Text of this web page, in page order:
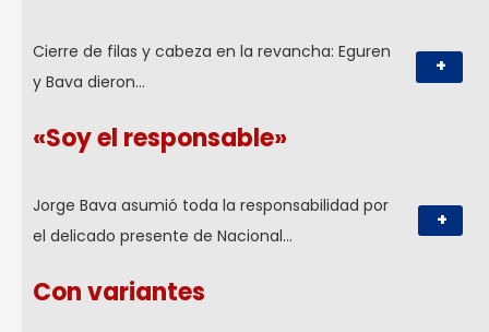
Cierre de filas y cabeza en la revancha: Eguren
y Bava dieron…
+
«Soy el responsable»
Jorge Bava asumió toda la responsabilidad por
el delicado presente de Nacional…
+
Con variantes